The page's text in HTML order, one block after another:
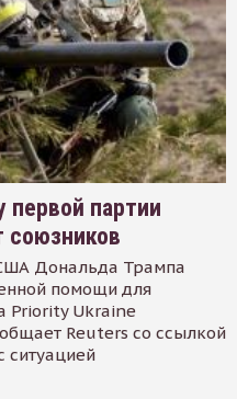
партии
союзников
Дональда Трампа
помощи для
Priority Ukraine
Reuters со ссылкой
ситуацией